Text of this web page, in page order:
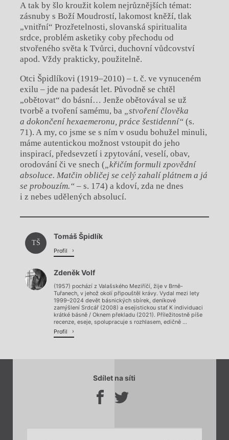
A tak by šlo kroužit kolem nejrůznějších témat:
zásnuby s Boží Moudrostí, lakomost kněží, tlak
„vnitřní“ Prozřetelnosti, slovanská spiritualita
srdce, problém asketiky coby přechodu od
stvořeného světa k Tvůrci, duchovní vůdcovství
apod. Vždy prakticky, použitelně.
Otci Špidlíkovi (1919–2010) – t. č. ve vynuceném
exilu – jde na padesát let. Původně se chtěl
„obětovat“ do básní… Jenže obětovával se už
tvorbě a tvoření samému, ba „stvoření člověka
a dokončení hexaemeronu, práce šestidenní“(s.
71). A my, co jsme se s ním v osudu bohužel minuli,
máme autentickou možnost vstoupit do jeho
inspirací, předsevzetí i zpytování, veselí, obav,
orodování či ve snech („křičím formuli zpovědní
absoluce. Matčin obličej se celý zahalí plátnem a já
se probouzím.“– s. 174) a kdoví, zda ne dnes
i z nebes udělených absolucí.
Chviličku.
Načítá se.
TŠ
Tomáš Špidlík
Profil
Zdeněk Volf
(1957) pochází z Valašského Meziříčí, žije v Brně-
Tuřanech, v jehož okolí připouštěl krávy. Vydal mezi lety
1999–2024 devět básnických sbírek, deníkové
zamýšlení Srdcář (2008) a esejistickou stať K individuaci
krátké básně / Oknem překladu (2021). Příležitostně píše
recenze, eseje, spolupracuje s rozhlasem, edičně ...
Profil
Sdílet na síti